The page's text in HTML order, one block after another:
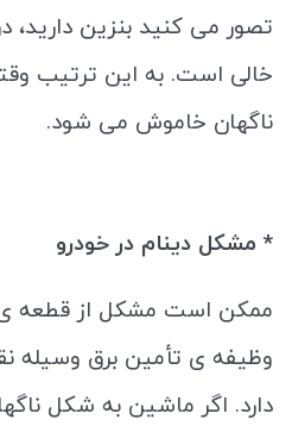
تصور می ‌کنید بنزین دارید،
خالی است. به این ترتیب
ناگهان خاموش می ‌شود.
* مشکل دینام در خودرو
ممکن است مشکل از قطعه ی
وظیفه ی تأمین برق وسیله
دارد. اگر ماشین به ‌شکل